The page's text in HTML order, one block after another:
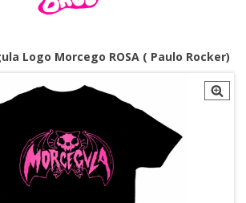
Logo Morcego ROSA ( Paulo Rocker)